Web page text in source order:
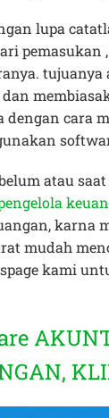
lupa
pemasukan
tujuanya
dengan cara
atau
karna
mudah
kami